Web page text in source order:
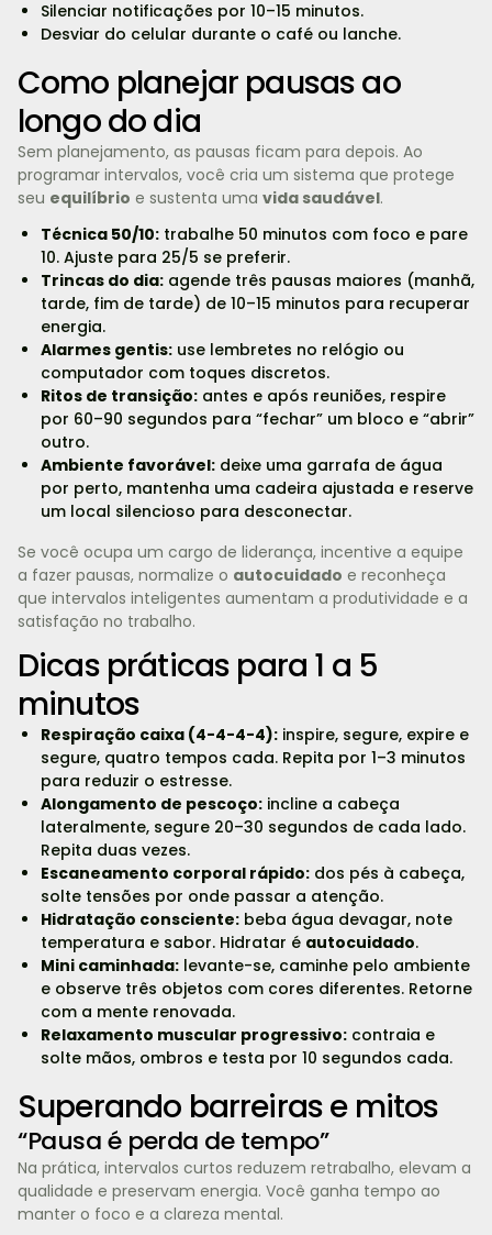
Silenciar notificações por 10–15 minutos.
Desviar do celular durante o café ou lanche.
Como planejar pausas ao
longo do dia
Sem planejamento, as pausas ficam para depois. Ao
programar intervalos, você cria um sistema que protege
seu equilíbrio e sustenta uma vida saudável.
Técnica 50/10:trabalhe 50 minutos com foco e pare
10. Ajuste para 25/5 se preferir.
Trincas do dia:agende três pausas maiores (manhã,
tarde, fim de tarde) de 10–15 minutos para recuperar
energia.
Alarmes gentis:use lembretes no relógio ou
computador com toques discretos.
Ritos de transição:antes e após reuniões, respire
por 60–90 segundos para “fechar” um bloco e “abrir”
outro.
Ambiente favorável:deixe uma garrafa de água
por perto, mantenha uma cadeira ajustada e reserve
um local silencioso para desconectar.
Se você ocupa um cargo de liderança, incentive a equipe
a fazer pausas, normalize o autocuidado e reconheça
que intervalos inteligentes aumentam a produtividade e a
satisfação no trabalho.
Dicas práticas para 1 a 5
minutos
Respiração caixa (4-4-4-4):inspire, segure, expire e
segure, quatro tempos cada. Repita por 1–3 minutos
para reduzir o estresse.
Alongamento de pescoço:incline a cabeça
lateralmente, segure 20–30 segundos de cada lado.
Repita duas vezes.
Escaneamento corporal rápido:dos pés à cabeça,
solte tensões por onde passar a atenção.
Hidratação consciente:beba água devagar, note
temperatura e sabor. Hidratar é autocuidado.
Mini caminhada:levante-se, caminhe pelo ambiente
e observe três objetos com cores diferentes. Retorne
com a mente renovada.
Relaxamento muscular progressivo:contraia e
solte mãos, ombros e testa por 10 segundos cada.
Superando barreiras e mitos
“Pausa é perda de tempo”
Na prática, intervalos curtos reduzem retrabalho, elevam a
qualidade e preservam energia. Você ganha tempo ao
manter o foco e a clareza mental.